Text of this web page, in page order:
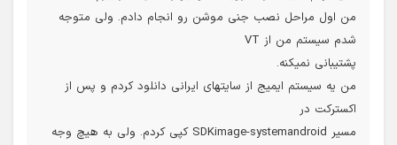
من اول مراحل نصب جنی موشن رو انجام دادم. ولی متوجه
شدم سیستم من از VT
پشتیبانی نمیکنه.
من یه سیستم ایمیج از سایتهای ایرانی دانلود کردم و پس از
اکسترکت در
مسیر SDKimage-systemandroid کپی کردم. ولی به هیچ وجه